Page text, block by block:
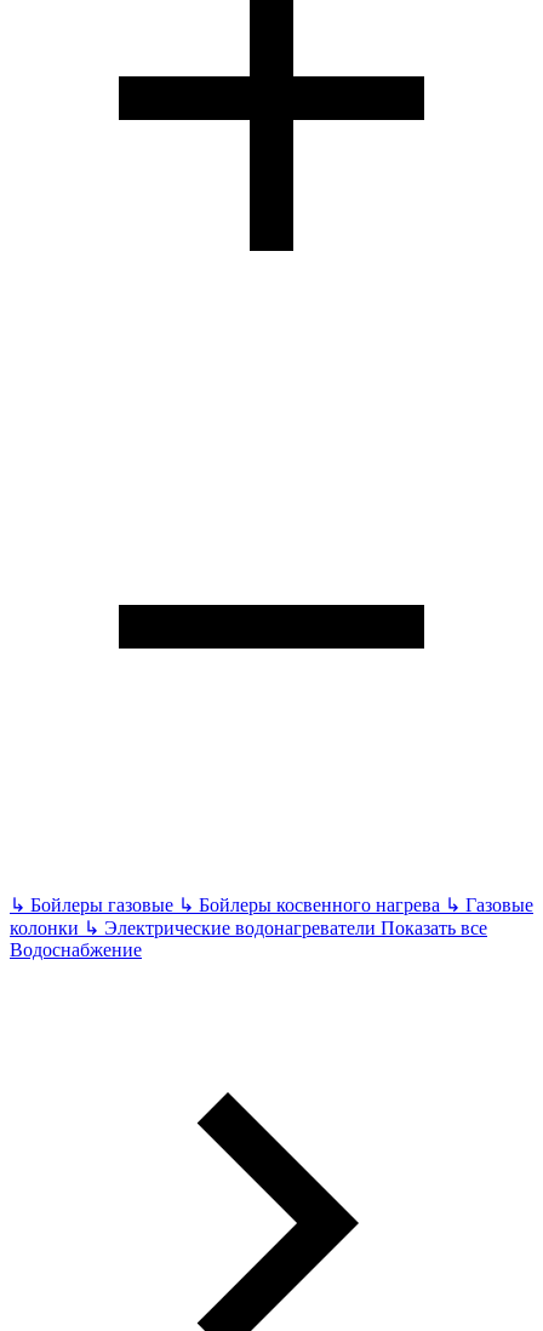
↳ Бойлеры газовые ↳ Бойлеры косвенного нагрева ↳ Газовые
колонки ↳ Электрические водонагреватели Показать все
Водоснабжение